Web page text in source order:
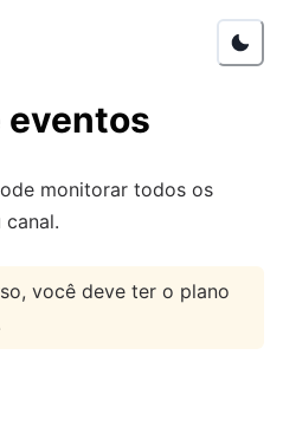
eventos
monitorar todos os
você deve ter o plano